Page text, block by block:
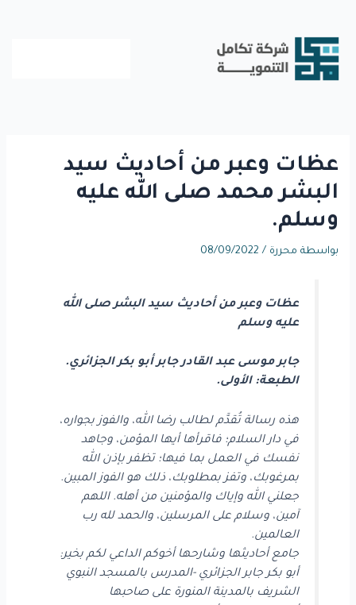
المحتوى
عظات وعبر من أحاديث سيد
البشر محمد صلى الله عليه
وسلم.
بواسطة محررة /
08/09/2022
عظات وعبر من أحاديث سيد البشر صلى الله
عليه وسلم
جابر موسى عبد القادر جابر أبو بكر الجزائري.
الطبعة: الأولى.
هذه رسالة تُقدَّم لطالب رضا الله، والفوز بجواره،
في دار السلام؛ فاقرأها أيها المؤمن، وجاهد
نفسك في العمل بما فيها؛ تظفر بإذن الله
بمرغوبك، وتفز بمطلوبك، ذلك هو الفوز المبين.
جعلني الله وإياك والمؤمنين من أهله. اللهم
آمين، وسلام على المرسلين، والحمد لله رب
العالمين.
جامع أحاديثها وشارحها أخوكم الداعي لكم بخير:
أبو بكر جابر الجزائري -المدرس بالمسجد النبوي
الشريف بالمدينة المنورة على صاحبها